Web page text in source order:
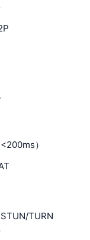
<200ms）
STUN/TURN